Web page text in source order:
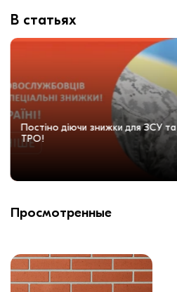
В статьях
Постіно діючи знижки для ЗСУ та
ТРО!
Просмотренные